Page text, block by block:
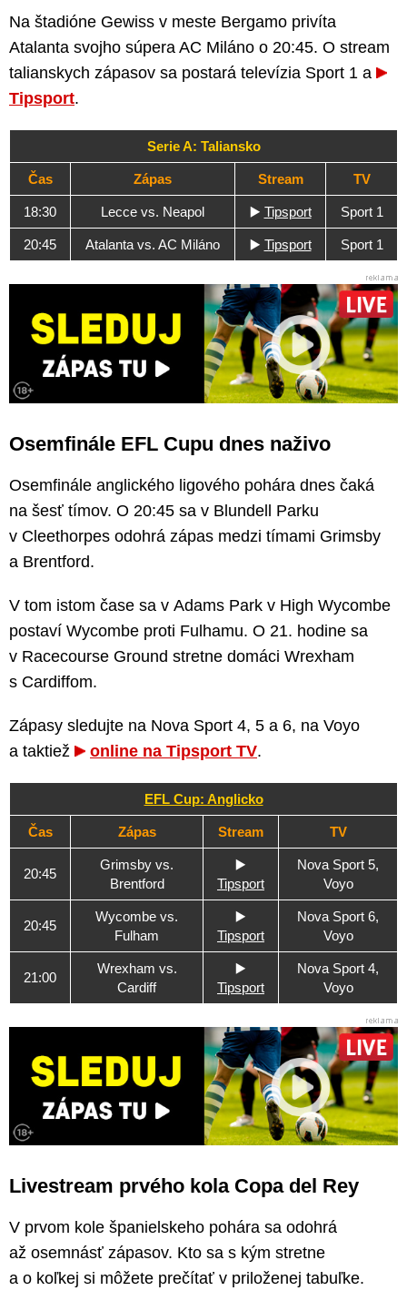
Na štadióne Gewiss v meste Bergamo privíta
Atalanta svojho súpera AC Miláno o 20:45. O stream
talianskych zápasov sa postará televízia Sport 1 a
Tipsport.
Serie A: Taliansko
Čas Zápas Stream TV
18:30 Lecce vs. Neapol ▶️ Tipsport Sport 1
20:45 Atalanta vs. AC Miláno ▶️ Tipsport Sport 1
Osemfinále EFL Cupu dnes naživo
Osemfinále anglického ligového pohára dnes čaká
na šesť tímov. O 20:45 sa v Blundell Parku
v Cleethorpes odohrá zápas medzi tímami Grimsby
a Brentford.
V tom istom čase sa v Adams Park v High Wycombe
postaví Wycombe proti Fulhamu. O 21. hodine sa
v Racecourse Ground stretne domáci Wrexham
s Cardiffom.
Zápasy sledujte na Nova Sport 4, 5 a 6, na Voyo
a taktiež
online na Tipsport TV.
EFL Cup: Anglicko
Čas Zápas Stream TV
20:45
Grimsby vs.
Brentford
▶️
Tipsport
Nova Sport 5,
Voyo
20:45
Wycombe vs.
Fulham
▶️
Tipsport
Nova Sport 6,
Voyo
21:00
Wrexham vs.
Cardiff
▶️
Tipsport
Nova Sport 4,
Voyo
Livestream prvého kola Copa del Rey
V prvom kole španielskeho pohára sa odohrá
až osemnásť zápasov. Kto sa s kým stretne
a o koľkej si môžete prečítať v priloženej tabuľke.